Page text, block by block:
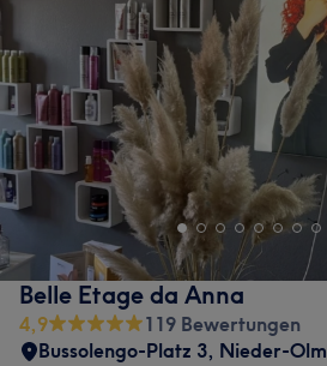
Belle Etage da Anna
4,9
119 Bewertungen
Bussolengo-Platz 3, Nieder-Olm